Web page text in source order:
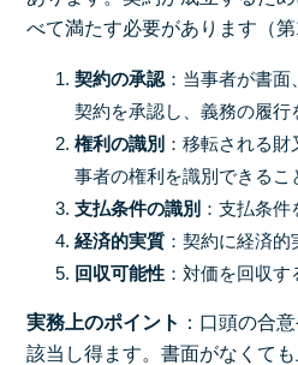
べて満たす必要があります（第
契約の承認 ：当事者が書
契約を承認し、義務の履行
権利の識別 ：移転される
事者の権利を識別できるこ
支払条件の識別 ：支払条
経済的実質 ：契約に経済
回収可能性 ：対価を回収
実務上のポイント ：口頭の合
該当し得ます。書面がなくて